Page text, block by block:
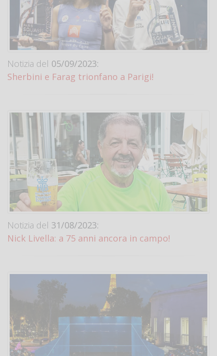
Notizia del 05/09/2023:
Sherbini e Farag trionfano a Parigi!
Notizia del 31/08/2023:
Nick Livella: a 75 anni ancora in campo!